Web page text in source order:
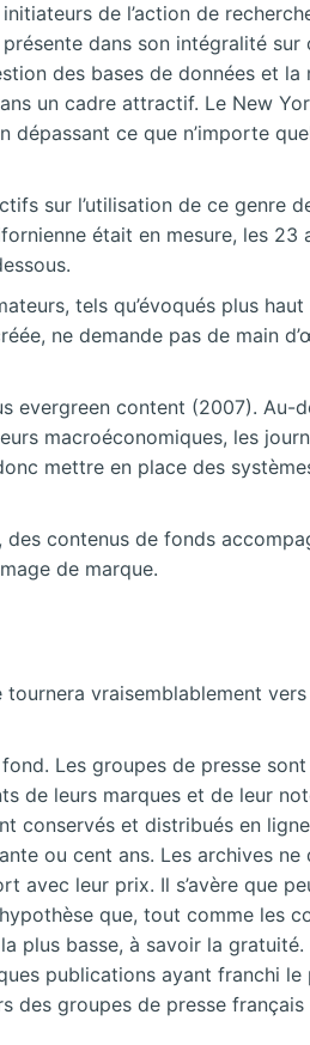
de l’action de
dans son intégralité sur
des bases de données et la
un cadre attractif. Le New
dépassant ce que n’importe
sur l’utilisation de ce genre
était en mesure, les 23
tels qu’évoqués plus haut
ne demande pas de main
evergreen content (2007). Au-
macroéconomiques, les
mettre en place des
contenus de fonds
de marque.
tournera vraisemblablement
Les groupes de presse
de leurs marques et de leur
conservés et distribués en
ou cent ans. Les archives ne
leur prix. Il s’avère que
que, tout comme les
plus basse, à savoir la
publications ayant franchi le
des groupes de presse